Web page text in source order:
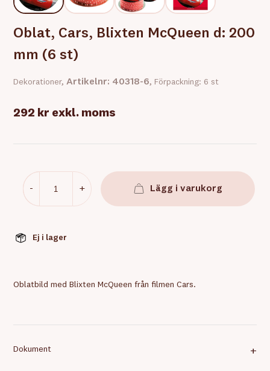
Oblat, Cars, Blixten McQueen d: 200
mm (6 st)
Dekorationer,Artikelnr: 40318-6, Förpackning: 6 st
292 kr exkl. moms
- + Lägg i varukorg
Ej i lager
Oblatbild med Blixten McQueen från filmen Cars.
Dokument +